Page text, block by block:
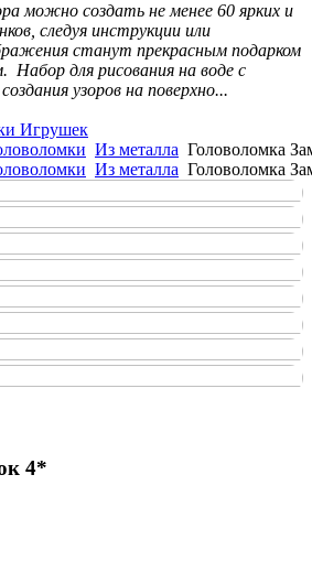
можно создать не менее 60 ярких и
следуя инструкции или
станут прекрасным подарком
Набор для рисования на воде с
узоров на поверхно...
Игрушек
Из металла Головоломка
Из металла Головоломка
4*